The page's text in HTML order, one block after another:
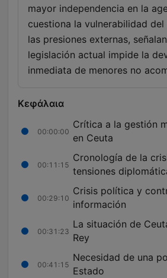
mayor independencia en la
cuestiona la vulnerabilidad
las presiones externas,
legislación actual impide la
inmediata de menores no
Κεφάλαια
00:00:00
Crítica a la gestión
en Ceuta
00:11:15
Cronología de la
tensiones
00:29:10
Crisis política y
información
00:31:23
La situación de
Rey
00:41:15
Necesidad de una
Estado